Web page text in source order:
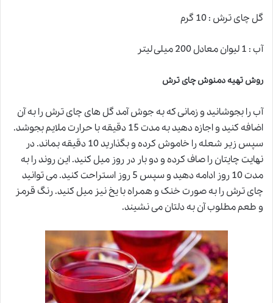
گل چای ترش : 10 گرم
آب : 1 لیوان معادل 200 میلی لیتر
روش تهیه دمنوش چای ترش
آب را بجوشانید و زمانی که به جوش آمد گل های چای ترش را به آن
اضافه کنید و اجازه دهید به مدت 15 دقیقه با حرارت ملایم بجوشد.
سپس زیر شعله را خاموش کرده و بگذارید 10 دقیقه بماند. در
نهایت چایتان را صاف کرده و دو بار در روز میل کنید. این روند را به
مدت 10 روز ادامه دهید و سپس 5 روز استراحت کنید. می توانید
چای ترش را به صورت خنک و همراه با یخ نیز میل کنید. رنگ قرمز
و طعم مطلوب آن به دلتان می نشیند.